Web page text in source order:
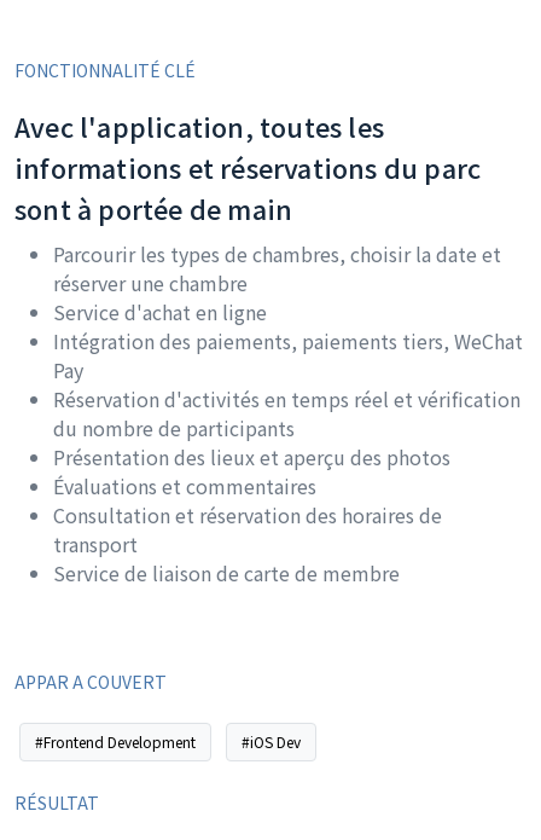
FONCTIONNALITÉ CLÉ
Avec l'application, toutes les
informations et réservations du parc
sont à portée de main
Parcourir les types de chambres, choisir la date et
réserver une chambre
Service d'achat en ligne
Intégration des paiements, paiements tiers, WeChat
Pay
Réservation d'activités en temps réel et vérification
du nombre de participants
Présentation des lieux et aperçu des photos
Évaluations et commentaires
Consultation et réservation des horaires de
transport
Service de liaison de carte de membre
APPAR A COUVERT
#Frontend Development #iOS Dev
RÉSULTAT